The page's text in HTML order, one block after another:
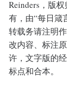
Reinders，版
有，由“每日箴
转载务请注明
改内容、标注
许，文字版的
标点和合本。